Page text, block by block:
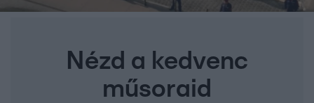
Nézd a kedvenc
műsoraid